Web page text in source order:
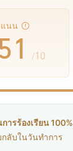
นน0
1
2
3
/10
ารร้องเรียน 100%
กลับในวันทำการ